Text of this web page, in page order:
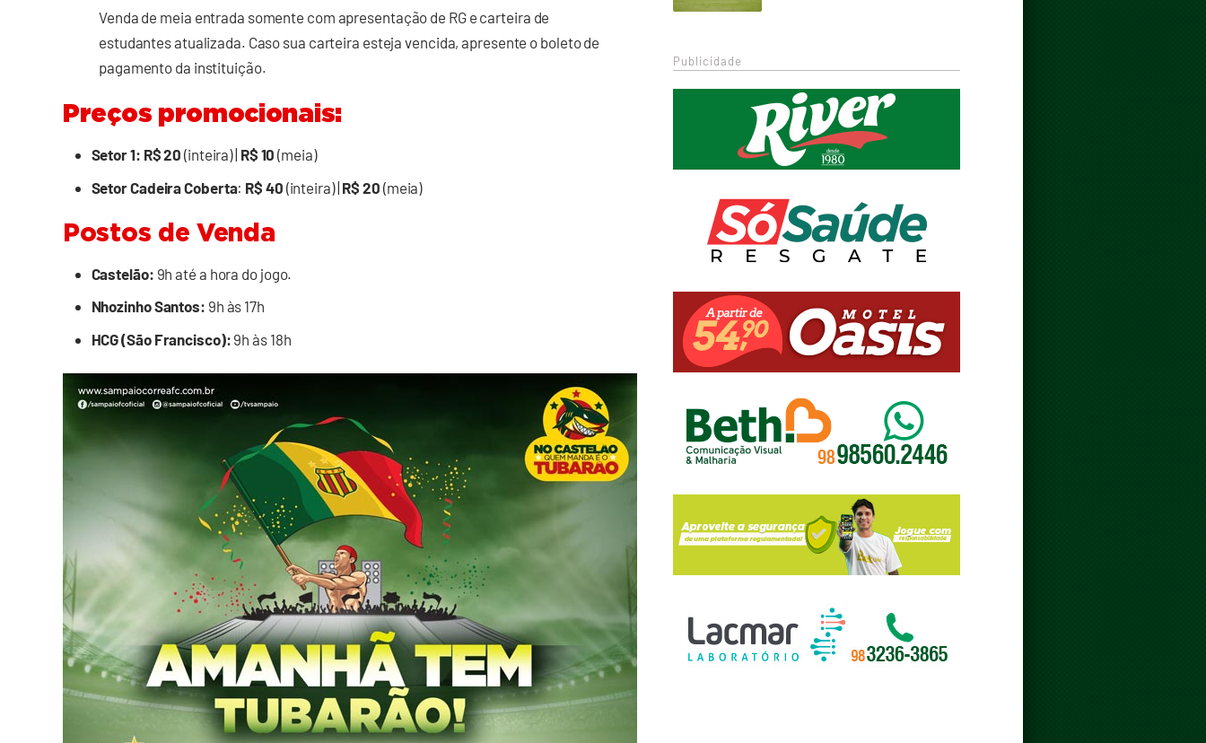
Venda de meia entrada somente com apresentação de RG e carteira de
estudantes atualizada. Caso sua carteira esteja vencida, apresente o boleto de
pagamento da instituição.
Preços promocionais:
Setor 1: R$ 20 (inteira) | R$ 10 (meia)
Setor Cadeira Coberta: R$ 40 (inteira) | R$ 20 (meia)
Postos de Venda
Castelão: 9h até a hora do jogo.
Nhozinho Santos: 9h às 17h
HCG (São Francisco): 9h às 18h
Publicidade